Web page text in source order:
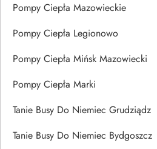
Pompy Ciepła Mazowieckie
Pompy Ciepła Legionowo
Pompy Ciepła Mińsk Mazowiecki
Pompy Ciepła Marki
Tanie Busy Do Niemiec Grudziądz
Tanie Busy Do Niemiec Bydgoszcz